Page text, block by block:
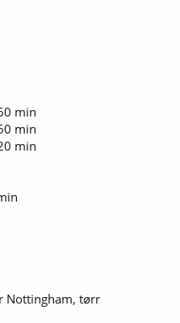
min
min
min
Nottingham, tørr